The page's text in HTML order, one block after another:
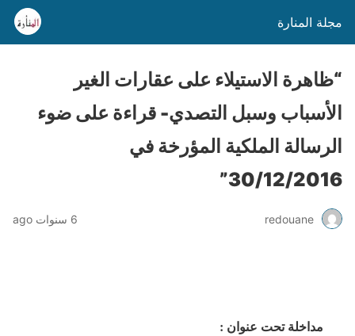
مجلة المنارة
“ظاهرة الاستيلاء على عقارات الغير
الأسباب وسبل التصدي- قراءة على ضوء
الرسالة الملكية المؤرخة في
30/12/2016”
redouane 6 سنوات ago
مداخلة تحت عنوان :